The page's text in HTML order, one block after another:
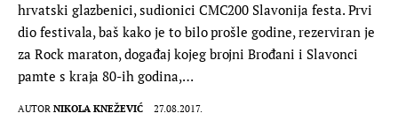
hrvatski glazbenici, sudionici CMC200 Slavonija festa. Prvi
dio festivala, baš kako je to bilo prošle godine, rezerviran je
za Rock maraton, događaj kojeg brojni Brođani i Slavonci
pamte s kraja 80-ih godina,…
AUTOR NIKOLA KNEŽEVIĆ 27.08.2017.